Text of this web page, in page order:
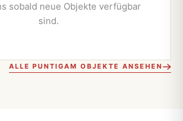
sobald neue Objekte verfügbar
sind.
ALLE PUNTIGAM OBJEKTE ANSEHEN